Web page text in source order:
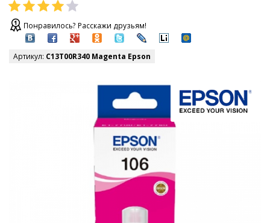
Понравилось? Расскажи друзьям!
Артикул: C13T00R340 Magenta Epson